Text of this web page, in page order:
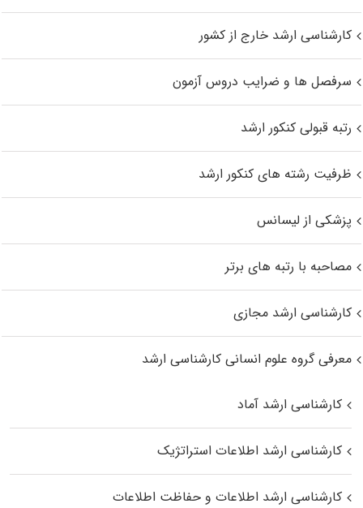
کارشناسی ارشد خارج از کشور
سرفصل ها و ضرایب دروس آزمون
رتبه قبولی کنکور ارشد
ظرفیت رشته های کنکور ارشد
پزشکی از لیسانس
مصاحبه با رتبه های برتر
کارشناسی ارشد مجازی
معرفی گروه علوم انسانی کارشناسی ارشد
کارشناسی ارشد آماد
کارشناسی ارشد اطلاعات استراتژیک
کارشناسی ارشد اطلاعات و حفاظت اطلاعات